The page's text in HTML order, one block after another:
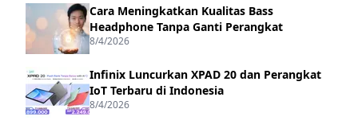
Cara Meningkatkan Kualitas Bass
Headphone Tanpa Ganti Perangkat
8/4/2026
Infinix Luncurkan XPAD 20 dan Perangkat
IoT Terbaru di Indonesia
8/4/2026